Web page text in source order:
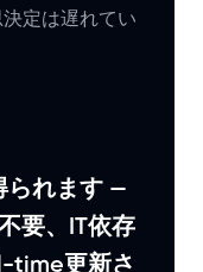
定は遅れてい
られます —
要、IT依存
time更新さ